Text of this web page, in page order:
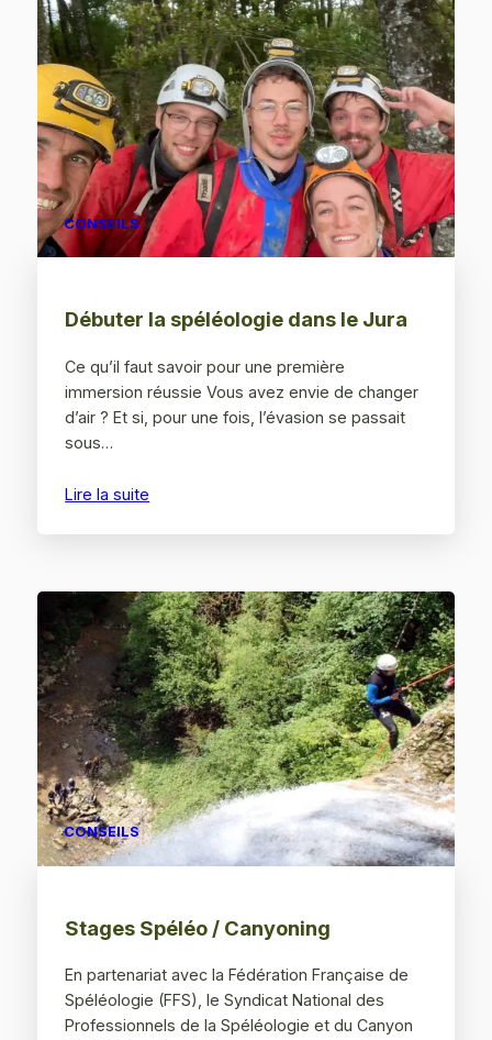
CONSEILS
Débuter la spéléologie dans le Jura
Ce qu’il faut savoir pour une première
immersion réussie Vous avez envie de changer
d’air ? Et si, pour une fois, l’évasion se passait
sous…
Lire la suite
CONSEILS
Stages Spéléo / Canyoning
En partenariat avec la Fédération Française de
Spéléologie (FFS), le Syndicat National des
Professionnels de la Spéléologie et du Canyon